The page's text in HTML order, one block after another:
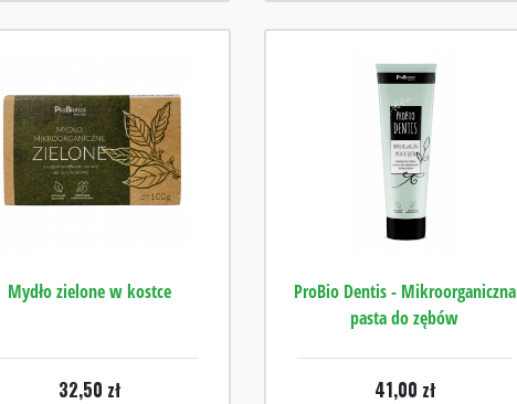
Mydło zielone w kostce
32,50 zł
ProBio Dentis - Mikroorganiczna
pasta do zębów
41,00 zł